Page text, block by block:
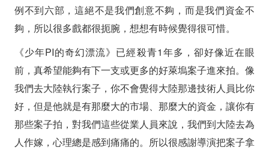
例不到六部，這絕不是我們創意不夠，而是我們資金不
夠，所以很多戲都很扼腕，想想有時候覺得很可惜。
《少年PI的奇幻漂流》已經殺青1年多，卻好像近在眼
前，真希望能夠有下一支或更多的好萊塢案子進來拍。像
我們去大陸執行案子，你不會覺得大陸那邊技術人員比你
好，但是他就是有那麼大的市場、那麼大的資金，讓你有
那些案子拍，對我們這些從業人員來說，我們到大陸去為
人作嫁，心理總是感到痛痛的。所以很感謝導演把案子拿